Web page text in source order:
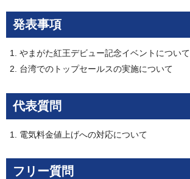
発表事項
やまがた紅王デビュー記念イベントについて
台湾でのトップセールスの実施について
代表質問
電気料金値上げへの対応について
フリー質問